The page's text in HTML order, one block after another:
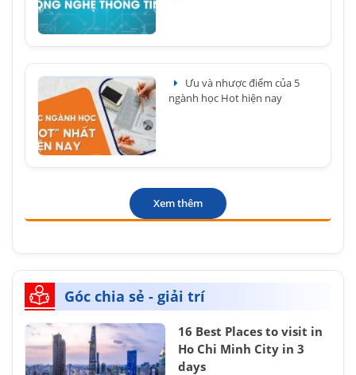
Ưu và nhược điểm của 5
ngành học Hot hiện nay
Xem thêm
Góc chia sẻ - giải trí
16 Best Places to visit in
Ho Chi Minh City in 3
days